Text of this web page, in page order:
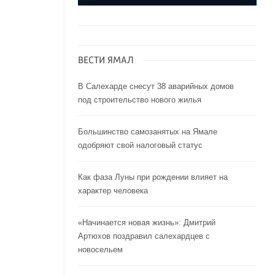
ВЕСТИ ЯМАЛ
В Салехарде снесут 38 аварийных домов
под строительство нового жилья
Большинство самозанятых на Ямале
одобряют свой налоговый статус
Как фаза Луны при рождении влияет на
характер человека
«Начинается новая жизнь»: Дмитрий
Артюхов поздравил салехардцев с
новосельем